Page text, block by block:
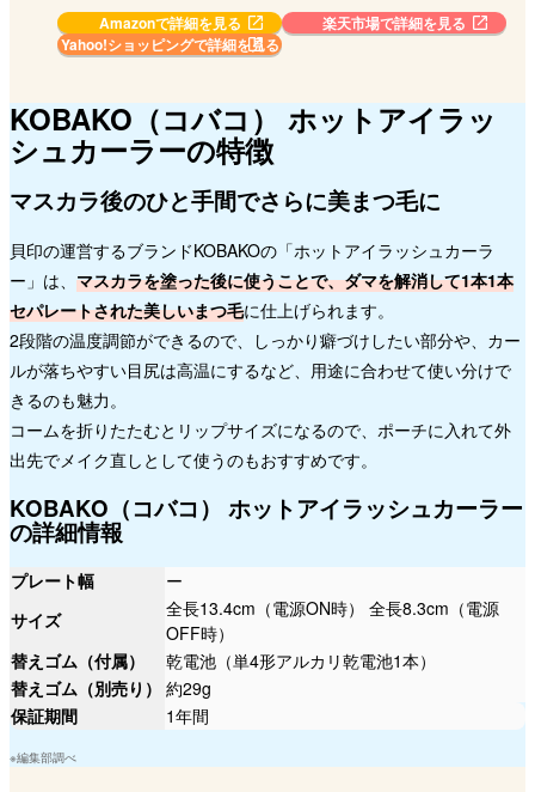
Amazonで詳細を見る
楽天市場で詳細を見る
Yahoo!ショッピングで詳細を見る
KOBAKO（コバコ） ホットアイラッ
シュカーラーの特徴
マスカラ後のひと手間でさらに美まつ毛に
貝印の運営するブランドKOBAKOの「ホットアイラッシュカーラ
ー」は、 マスカラを塗った後に使うことで、ダマを解消して1本1本
セパレートされた美しいまつ毛に仕上げられます。
2段階の温度調節ができるので、しっかり癖づけしたい部分や、カー
ルが落ちやすい目尻は高温にするなど、用途に合わせて使い分けで
きるのも魅力。
コームを折りたたむとリップサイズになるので、ポーチに入れて外
出先でメイク直しとして使うのもおすすめです。
KOBAKO（コバコ） ホットアイラッシュカーラー
の詳細情報
プレート幅
ー
サイズ
全長13.4cm（電源ON時） 全長8.3cm（電源
OFF時）
替えゴム（付属）
乾電池（単4形アルカリ乾電池1本）
替えゴム（別売り） 約29g
保証期間
1年間
※編集部調べ